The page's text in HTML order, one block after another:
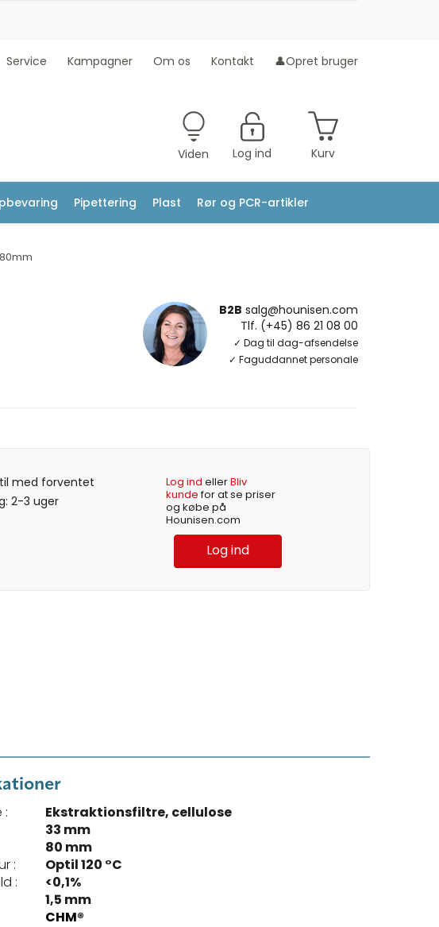
Service Kampagner Om os Kontakt 👤Opret bruger
Viden Log ind Kurv
Pipettering Plast Rør og PCR-artikler
B2B salg@hounisen.com
Tlf. (+45) 86 21 08 00
✓ Dag til dag-afsendelse
✓ Faguddannet personale
med forventet
2-3 uger
Log ind ellerBliv
kundefor at se priser
og købe på
Hounisen.com
Log ind
:
Ekstraktionsfiltre, cellulose
33 mm
80 mm
:
Optil 120 °C
:
<0,1%
1,5 mm
CHM®